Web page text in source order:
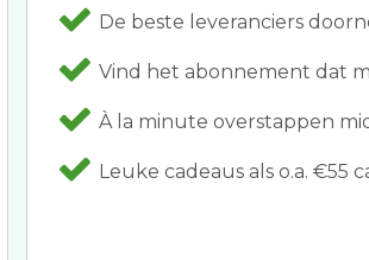
De beste leveranciers
Vind het abonnement dat
À la minute overstappen
Leuke cadeaus als o.a. €55